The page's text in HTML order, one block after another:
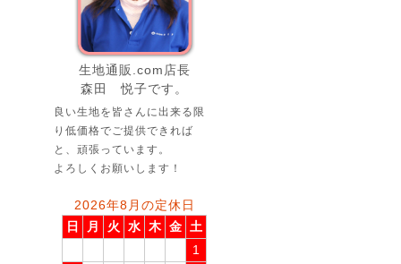
生地通販.com店長
森田 悦子です。
良い生地を皆さんに出来る限
り低価格でご提供できれば
と、頑張っています。
よろしくお願いします！
2026年8月の定休日
日
月 火 水 木 金 土
1